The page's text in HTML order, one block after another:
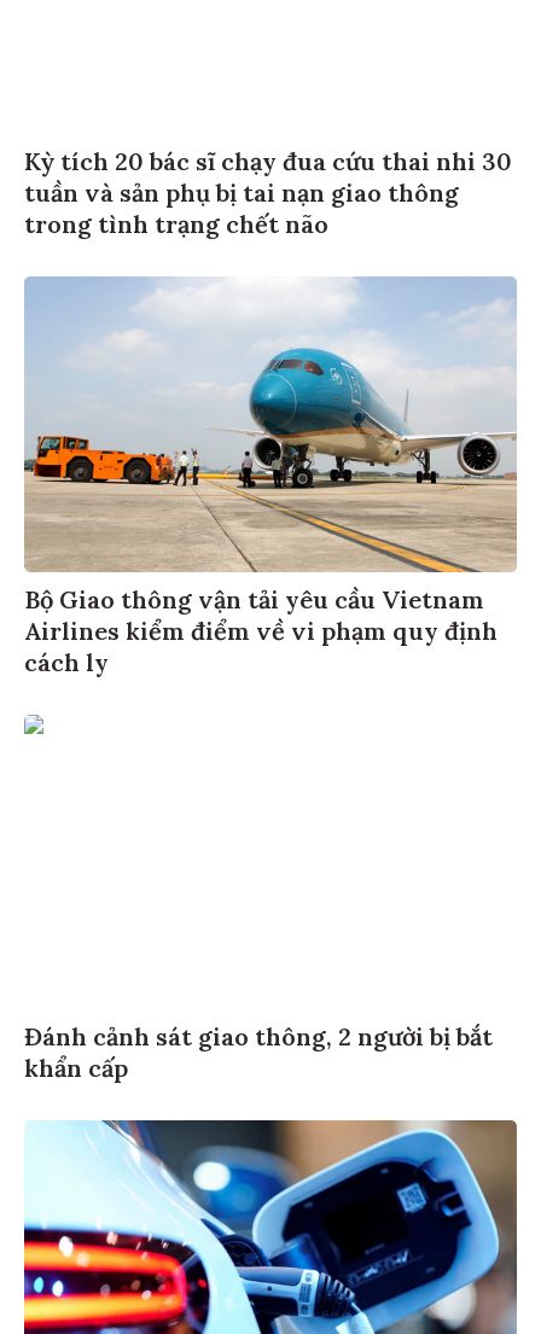
Kỳ tích 20 bác sĩ chạy đua cứu thai nhi 30
tuần và sản phụ bị tai nạn giao thông
trong tình trạng chết não
Bộ Giao thông vận tải yêu cầu Vietnam
Airlines kiểm điểm về vi phạm quy định
cách ly
Đánh cảnh sát giao thông, 2 người bị bắt
khẩn cấp